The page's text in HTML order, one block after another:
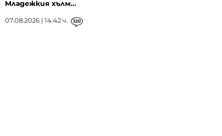
Младежкия хълм...
07.08.2026 | 14:42 ч. 320